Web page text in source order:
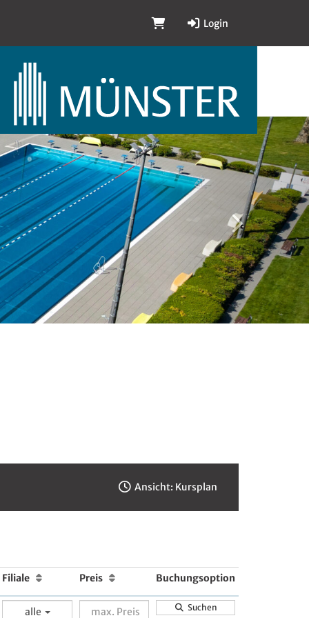
Login
vorwärts
Ansicht: Kursplan
Filiale Preis Buchungsoption
alle Suchen